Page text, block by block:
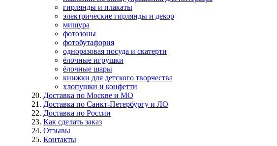
гирлянды и плакаты
электрические гирлянды и декор
мишура
фотозоны
фотобутафория
одноразовая посуда и скатерти
ёлочные игрушки
ёлочные шары
книжки для детского творчества
хлопушки и конфетти
Доставка по Москве и МО
Доставка по Санкт-Петербургу и ЛО
Доставка по России
Как сделать заказ
Отзывы
Контакты